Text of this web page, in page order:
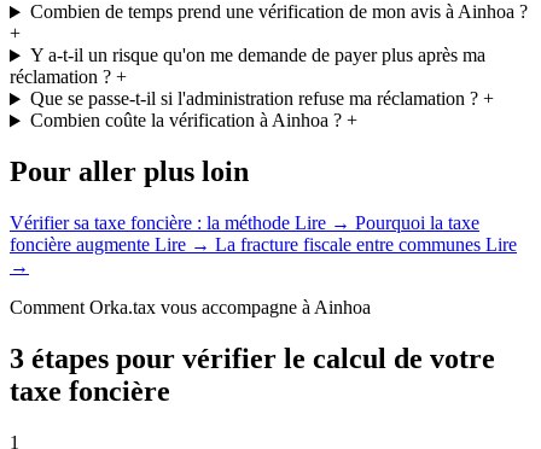
Combien de temps prend une vérification de mon avis à Ainhoa ?
+
Y a-t-il un risque qu'on me demande de payer plus après ma
réclamation ? +
Que se passe-t-il si l'administration refuse ma réclamation ?+
Combien coûte la vérification à Ainhoa ?+
Pour aller plus loin
Vérifier sa taxe foncière : la méthode Lire → Pourquoi la taxe
foncière augmente Lire → La fracture fiscale entre communes Lire
→
Comment Orka.tax vous accompagne à Ainhoa
3 étapes pour vérifier le calcul de votre
taxe foncière
1